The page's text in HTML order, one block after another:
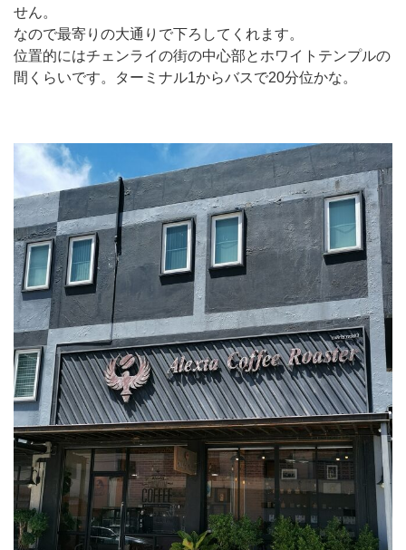
せん。
なので最寄りの大通りで下ろしてくれます。
位置的にはチェンライの街の中心部とホワイトテンプルの
間くらいです。ターミナル1からバスで20分位かな。